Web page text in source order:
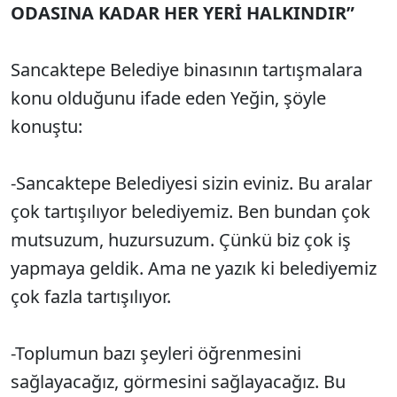
ODASINA KADAR HER YERİ HALKINDIR”
Sancaktepe Belediye binasının tartışmalara
konu olduğunu ifade eden Yeğin, şöyle
konuştu:
-Sancaktepe Belediyesi sizin eviniz. Bu aralar
çok tartışılıyor belediyemiz. Ben bundan çok
mutsuzum, huzursuzum. Çünkü biz çok iş
yapmaya geldik. Ama ne yazık ki belediyemiz
çok fazla tartışılıyor.
-Toplumun bazı şeyleri öğrenmesini
sağlayacağız, görmesini sağlayacağız. Bu